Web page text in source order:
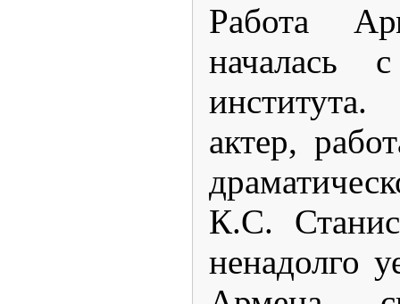
Работа
началась
актер,
К.С.
ненадолго